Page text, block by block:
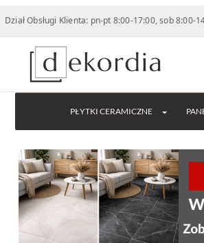
Klienta: pn-pt 8:00-17:00, sob 8:00-14:00
PŁYTKI CERAMICZNE